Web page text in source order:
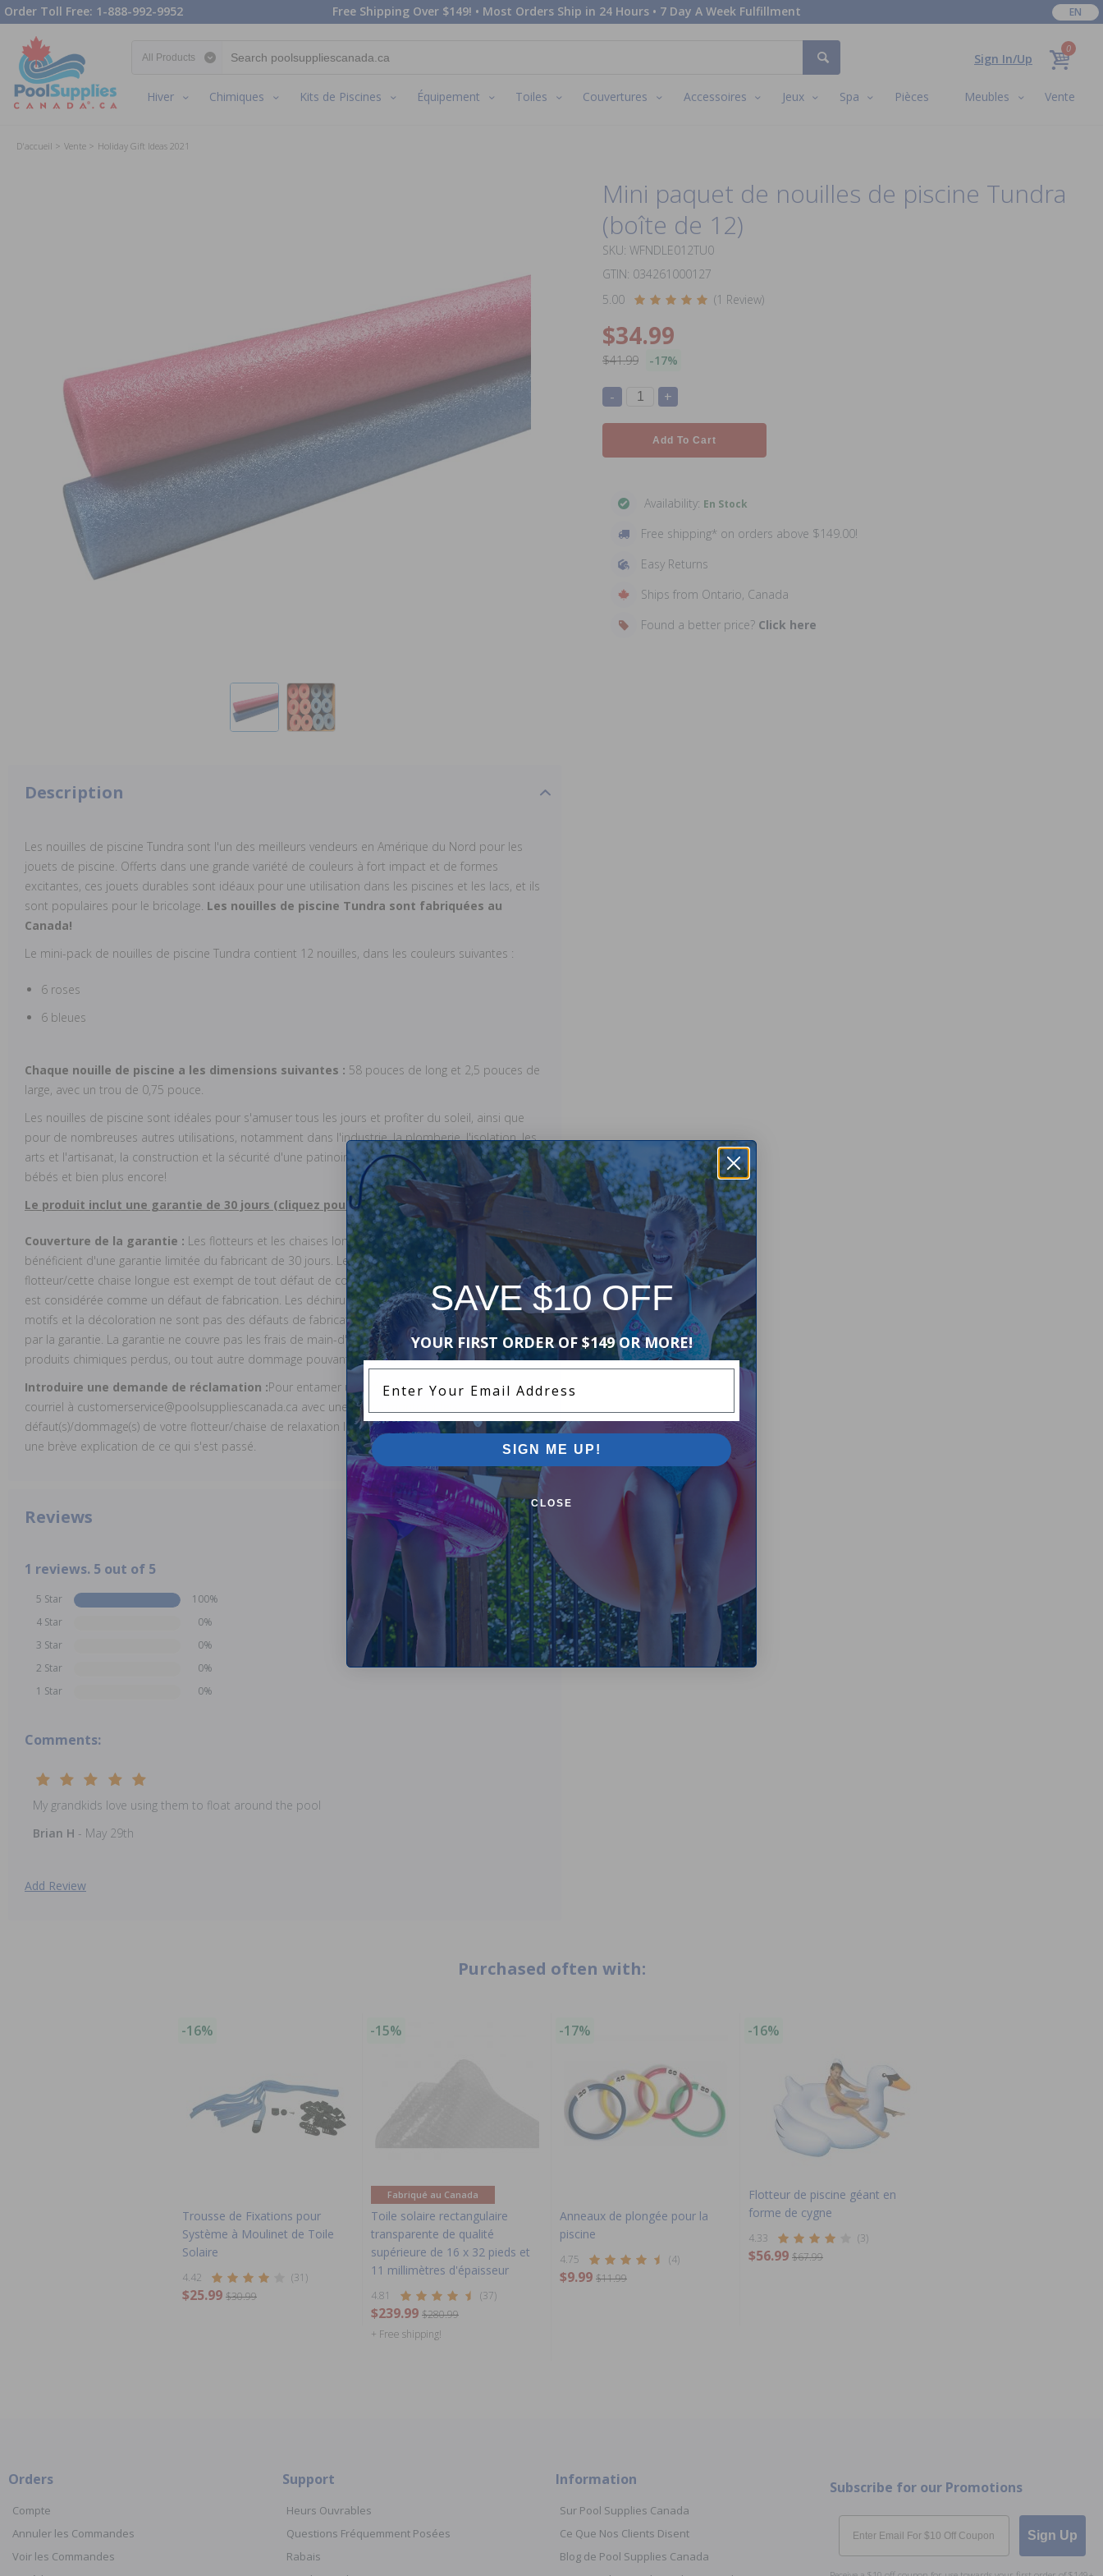
Order Toll Free: 1-888-992-9952 Free Shipping Over $149! • Most Orders Ship in 24 Hours • 7 Day A Week Fulfillment EN
Sign In/Up
0
Hiver Chimiques Kits de Piscines Équipement Toiles Couvertures Accessoires Jeux Spa Pièces Meubles Vente
D'accueil Vente Holiday Gift Ideas 2021
Mini paquet de nouilles de piscine Tundra
(boîte de 12)
SKU: WFNDLE012TU0
GTIN: 034261000127
5.00
(1 Review)
$34.99
$41.99 -17%
- +
Add To Cart
Availability: En Stock
Free shipping* on orders above $149.00!
Easy Returns
Ships from Ontario, Canada
Found a better price? Click here
Description
Les nouilles de piscine Tundra sont l'un des meilleurs vendeurs en Amérique du Nord pour les
jouets de piscine. Offerts dans une grande variété de couleurs à fort impact et de formes
excitantes, ces jouets durables sont idéaux pour une utilisation dans les piscines et les lacs, et ils
sont populaires pour le bricolage. Les nouilles de piscine Tundra sont fabriquées au
Canada!
Le mini-pack de nouilles de piscine Tundra contient 12 nouilles, dans les couleurs suivantes :
6 roses
6 bleues
Chaque nouille de piscine a les dimensions suivantes : 58 pouces de long et 2,5 pouces de
large, avec un trou de 0,75 pouce.
Les nouilles de piscine sont idéales pour s'amuser tous les jours et profiter du soleil, ainsi que
pour de nombreuses autres utilisations, notamment dans l'industrie, la plomberie, l'isolation, les
arts et l'artisanat, la construction et la sécurité d'une patinoire à la maison, la protection des
bébés et bien plus encore!
Le produit inclut une garantie de 30 jours (cliquez pour plus de détails).
Couverture de la garantie : Les flotteurs et les chaises longues Industrial Thermo Polymers
bénéficient d'une garantie limitée du fabricant de 30 jours. Le fabricant garantit que ce
flotteur/cette chaise longue est exempt de tout défaut de couture. La séparation de la couture
est considérée comme un défaut de fabrication. Les déchirures, les perforations, la perte des
motifs et la décoloration ne sont pas des défauts de fabrication et ne sont donc pas couverts
par la garantie. La garantie ne couvre pas les frais de main-d'œuvre, le coût de l'eau ou des
produits chimiques perdus, ou tout autre dommage pouvant survenir.
Introduire une demande de réclamation :Pour entamer une réclamation, veuillez envoyer un
courriel à customerservice@poolsuppliescanada.ca avec une photo montrant le(s)
défaut(s)/dommage(s) de votre flotteur/chaise de relaxation Industrial Thermo Polymers et inclure
une brève explication de ce qui s'est passé.
Reviews
1 reviews. 5 out of 5
5 Star
100%
4 Star
0%
3 Star
0%
2 Star
0%
1 Star
0%
Comments:
My grandkids love using them to float around the pool
Brian H - May 29th
Add Review
Purchased often with:
-16%
Trousse de Fixations pour
Système à Moulinet de Toile
Solaire
4.42 (31)
$25.99 $30.99
-15%
Fabriqué au Canada
Toile solaire rectangulaire
transparente de qualité
supérieure de 16 x 32 pieds et
11 millimètres d'épaisseur
4.81 (37)
$239.99 $280.99
+ Free shipping!
-17%
Anneaux de plongée pour la
piscine
4.75 (4)
$9.99 $11.99
-16%
Flotteur de piscine géant en
forme de cygne
4.33 (3)
$56.99 $67.99
Orders
Compte
Annuler les Commandes
Voir les Commandes
Support
Heurs Ouvrables
Questions Fréquemment Posées
Rabais
Information
Sur Pool Supplies Canada
Ce Que Nos Clients Disent
Blog de Pool Supplies Canada
Subscribe for our Promotions
Email
Sign Up
SAVE $10 OFF
YOUR FIRST ORDER OF $149 OR MORE!
SIGN ME UP!
CLOSE